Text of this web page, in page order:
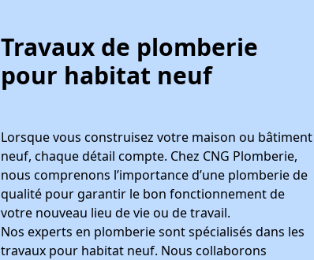
Travaux de plomberie
pour habitat neuf
Lorsque vous construisez votre maison ou bâtiment
neuf, chaque détail compte. Chez CNG Plomberie,
nous comprenons l’importance d’une plomberie de
qualité pour garantir le bon fonctionnement de
votre nouveau lieu de vie ou de travail.
Nos experts en plomberie sont spécialisés dans les
travaux pour habitat neuf. Nous collaborons